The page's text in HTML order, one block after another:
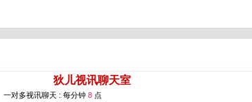
狄儿视讯聊天室
一对多视讯聊天 : 每分钟 8 点